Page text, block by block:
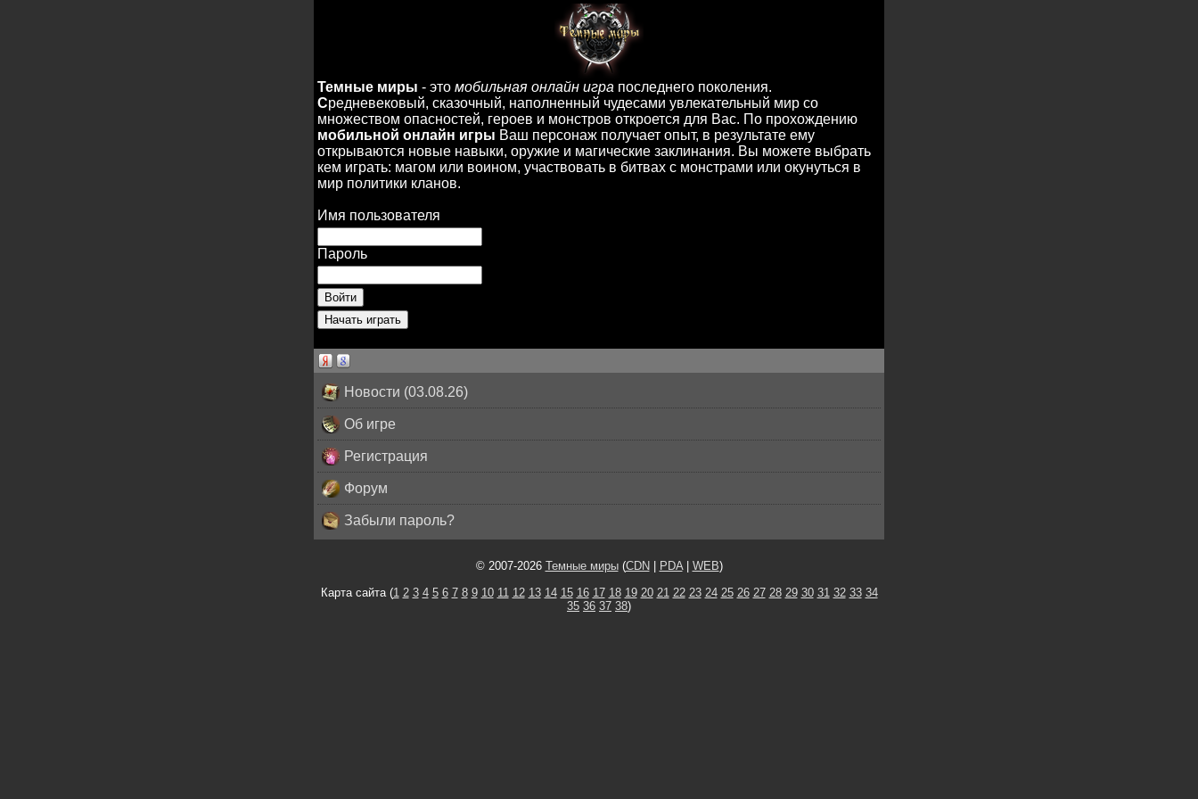
Темные миры - это мобильная онлайн игра последнего поколения.
Средневековый, сказочный, наполненный чудесами увлекательный мир со
множеством опасностей, героев и монстров откроется для Вас. По прохождению
мобильной онлайн игры Ваш персонаж получает опыт, в результате ему
открываются новые навыки, оружие и магические заклинания. Вы можете выбрать
кем играть: магом или воином, участвовать в битвах с монстрами или окунуться в
мир политики кланов.
Имя пользователя
Пароль
Новости (03.08.26)
Об игре
Регистрация
Форум
Забыли пароль?
© 2007-2026 Темные миры(CDN| PDA| WEB)
Карта сайта (1 2 3 4 5 6 7 8 9 10 11 12 13 14 15 16 17 18 19 20 21 22 23 24 25 26 27 28 29 30 31 32 33 34
35 36 37 38)